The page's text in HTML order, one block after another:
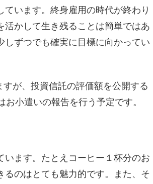
います。終身雇用の時代が終わり
かして生き残ることは簡単ではあ
しずつでも確実に目標に向かってい
が、投資信託の評価額を公開する
小遣いの報告を行う予定です。
ます。たとえコーヒー１杯分のお
のはとても魅力的です。また、そ